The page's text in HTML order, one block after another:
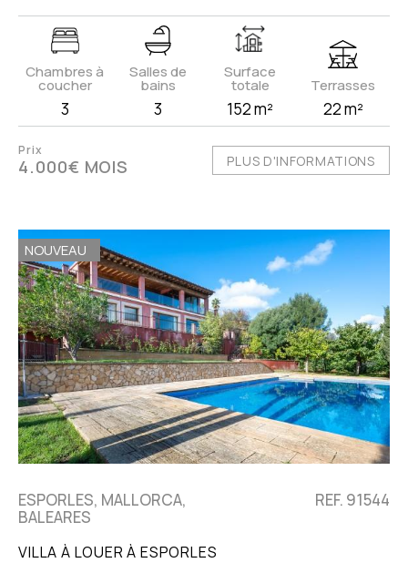
Chambres à
coucher
3
Salles de
bains
3
Surface
totale
152 m²
Terrasses
22 m²
Prix
4.000€ MOIS PLUS D'INFORMATIONS
NOUVEAU
ESPORLES, MALLORCA,
BALEARES
REF. 91544
VILLA À LOUER À ESPORLES